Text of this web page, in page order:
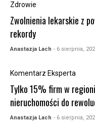
Zdrowie
Zwolnienia lekarskie z
rekordy
Anastazja Lach - 6 sierpnia,
Komentarz Eksperta
Tylko 15% firm w
nieruchomości do
Anastazja Lach - 6 sierpnia,